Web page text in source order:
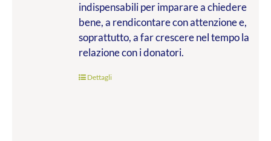
indispensabili per imparare a chiedere
bene, a rendicontare con attenzione e,
soprattutto, a far crescere nel tempo la
relazione con i donatori.
Dettagli